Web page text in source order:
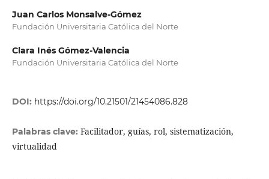
Juan Carlos Monsalve-Gómez
Fundación Universitaria Católica del Norte
Clara Inés Gómez-Valencia
Fundación Universitaria Católica del Norte
DOI: https://doi.org/10.21501/21454086.828
Palabras clave: Facilitador, guías, rol, sistematización,
virtualidad